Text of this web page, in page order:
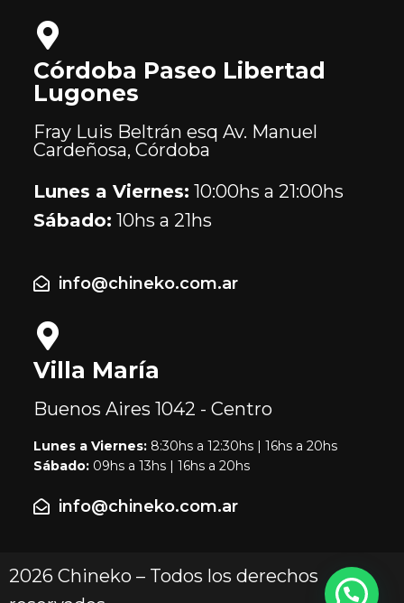
Córdoba Paseo Libertad
Lugones
Fray Luis Beltrán esq Av. Manuel
Cardeñosa, Córdoba
Lunes a Viernes: 10:00hs a 21:00hs
Sábado: 10hs a 21hs
info@chineko.com.ar
Villa María
Buenos Aires1042 - Centro
Lunes a Viernes: 8:30hs a 12:30hs | 16hs a 20hs
Sábado: 09hs a 13hs | 16hs a 20hs
info@chineko.com.ar
2026 Chineko – Todos los derechos